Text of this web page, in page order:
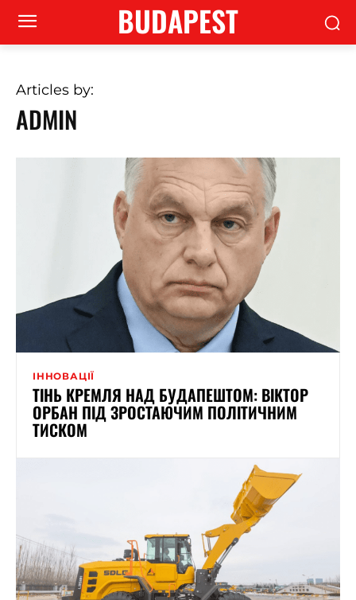
BUDAPEST
Articles by:
ADMIN
ІННОВАЦІЇ
ТІНЬ КРЕМЛЯ НАД БУДАПЕШТОМ: ВІКТОР
ОРБАН ПІД ЗРОСТАЮЧИМ ПОЛІТИЧНИМ
ТИСКОМ